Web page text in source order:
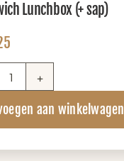
Lunchbox (+ sap)
Sandwich
Lunchbox
(+
aan winkelwagen